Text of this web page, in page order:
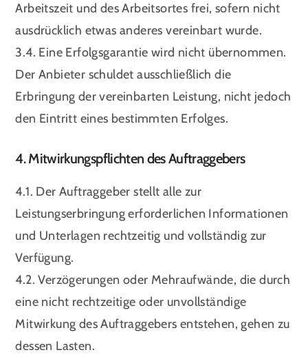
Arbeitszeit und des Arbeitsortes frei, sofern nicht
ausdrücklich etwas anderes vereinbart wurde.
3.4. Eine Erfolgsgarantie wird nicht übernommen.
Der Anbieter schuldet ausschließlich die
Erbringung der vereinbarten Leistung, nicht jedoch
den Eintritt eines bestimmten Erfolges.
4. Mitwirkungspflichten des Auftraggebers
4.1. Der Auftraggeber stellt alle zur
Leistungserbringung erforderlichen Informationen
und Unterlagen rechtzeitig und vollständig zur
Verfügung.
4.2. Verzögerungen oder Mehraufwände, die durch
eine nicht rechtzeitige oder unvollständige
Mitwirkung des Auftraggebers entstehen, gehen zu
dessen Lasten.